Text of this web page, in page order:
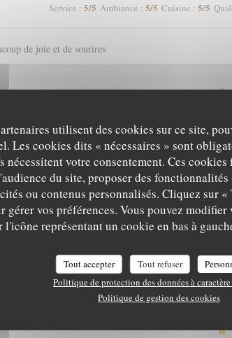
utilisent des cookies sur ce site,
Les cookies dits « nécessaires » sont
votre consentement. Ces
du site, proposer des
ou contenus personnalisés. Cliquez sur
gérer vos préférences. Vous pouvez
l'icône représentant un cookie en bas à
Tout accepter Tout refuser
Politique de protection des données à
Politique de gestion des cookies
Service : 5/5 Ambiance : 5/5 Cuisine : 5/5
de joie et de sourires
carte qui nous régale toujours. Une mention spéciale aux
Service 5 Ambiance : 5/5 Cuisine :
nature avec une magnifique vue, l’Aigle Blanche vous
et pièce de vieux fondante par exemple). Service
à la fin, à goûter impérativement !